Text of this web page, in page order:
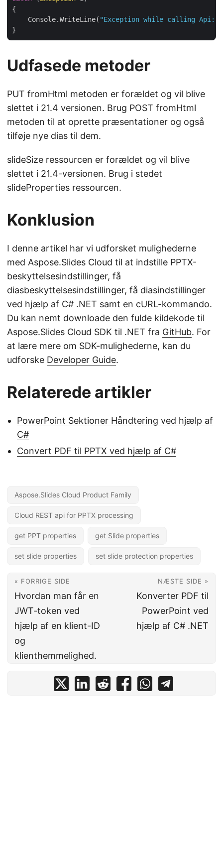
{
    Console.WriteLine(
"Exception while calling Api: "
Udfasede metoder
PUT fromHtml metoden er forældet og vil blive
slettet i 21.4 versionen. Brug POST fromHtml
metoden til at oprette præsentationer og også
tilføje nye dias til dem.
slideSize ressourcen er forældet og vil blive
slettet i 21.4-versionen. Brug i stedet
slideProperties ressourcen.
Konklusion
I denne artikel har vi udforsket mulighederne
med Aspose.Slides Cloud til at indstille PPTX-
beskyttelsesindstillinger, få
diasbeskyttelsesindstillinger, få diasindstillinger
ved hjælp af C# .NET samt en cURL-kommando.
Du kan nemt downloade den fulde kildekode til
Aspose.Slides Cloud SDK til .NET fra GitHub. For
at lære mere om SDK-mulighederne, kan du
udforske Developer Guide.
Relaterede artikler
PowerPoint Sektioner Håndtering ved hjælp af
C#
Convert PDF til PPTX ved hjælp af C#
Aspose.Slides Cloud Product Family
Cloud REST api for PPTX processing
get PPT properties get Slide properties
set slide properties set slide protection properties
« FORRIGE SIDE
Hvordan man får en
JWT-token ved
hjælp af en klient-ID
og
klienthemmelighed.
NÆSTE SIDE »
Konverter PDF til
PowerPoint ved
hjælp af C# .NET